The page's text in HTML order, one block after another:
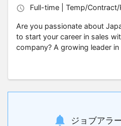
Full-time | Temp/
Are you passionate about
to start your career in sales
company? A growing leader in
ジョブアラ